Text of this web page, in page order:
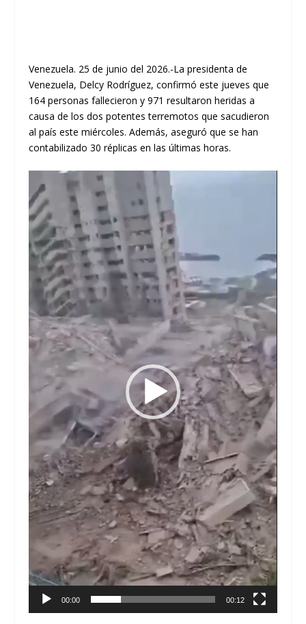
Venezuela. 25 de junio del 2026.-La presidenta de
Venezuela, Delcy Rodríguez, confirmó este jueves que
164 personas fallecieron y 971 resultaron heridas a
causa de los dos potentes terremotos que sacudieron
al país este miércoles. Además, aseguró que se han
contabilizado 30 réplicas en las últimas horas.
Reproductor
de
vídeo
00:00 00:12